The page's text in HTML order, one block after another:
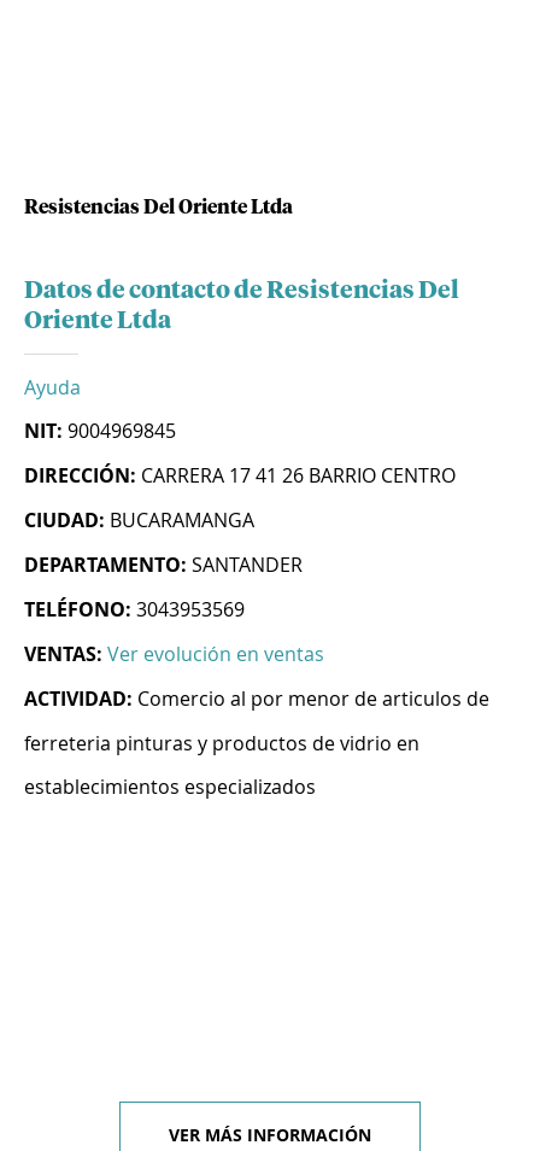
Resistencias Del Oriente Ltda
Datos de contacto de Resistencias Del
Oriente Ltda
Ayuda
NIT: 9004969845
DIRECCIÓN: CARRERA 17 41 26 BARRIO CENTRO
CIUDAD: BUCARAMANGA
DEPARTAMENTO: SANTANDER
TELÉFONO: 3043953569
VENTAS: Ver evolución en ventas
ACTIVIDAD: Comercio al por menor de articulos de
ferreteria pinturas y productos de vidrio en
establecimientos especializados
VER MÁS INFORMACIÓN